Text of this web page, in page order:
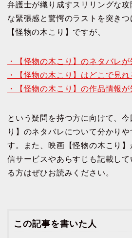
弁護士が織り成すスリリングな
な緊張感と驚愕のラストを突き
【怪物の木こり】ですが、
・【怪物の木こり】のネタバレが
・【怪物の木こり】はどこで見れ
・【怪物の木こり】の作品情報が
という疑問を持つ方に向けて、
り】のネタバレについて分かりや
す。また、映画【怪物の木こり
信サービスやあらすじも記載し
る方はぜひお読みください。
この記事を書いた人